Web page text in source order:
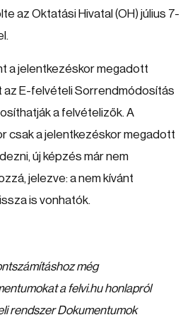
az Oktatási Hivatal (OH) július 7-
a jelentkezéskor megadott
az E-felvételi Sorrendmódosítás
a felvételizők. A
csak a jelentkezéskor megadott
új képzés már nem
jelezve: a nem kívánt
is vonhatók.
még
a felvi.hu honlapról
rendszer Dokumentumok